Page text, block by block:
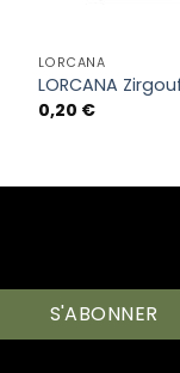
LORCANA
LORCANA
0,20 €
S'ABONNER